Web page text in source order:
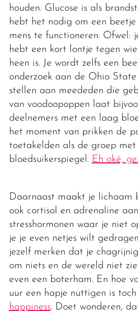
houden. Glucose is als
hebt het nodig om een beetje
mens te functioneren. Ofwel:
hebt een kort lontje tegen
heen is. Je wordt zelfs een
onderzoek aan de Ohio
stellen aan meededen die
van voodoopoppen laat
deelnemers met een laag
het moment van prikken de
toetakelden als de groep met
bloedsuikerspiegel. Eh oké,
Daarnaast maakt je lichaam
ook cortisol en adrenaline
stresshormonen waar je niet
je je even netjes wilt
jezelf merken dat je
om niets en de wereld niet
even een boterham. En hoe
uur een hapje nuttigen is
happiness. Doet wonderen,